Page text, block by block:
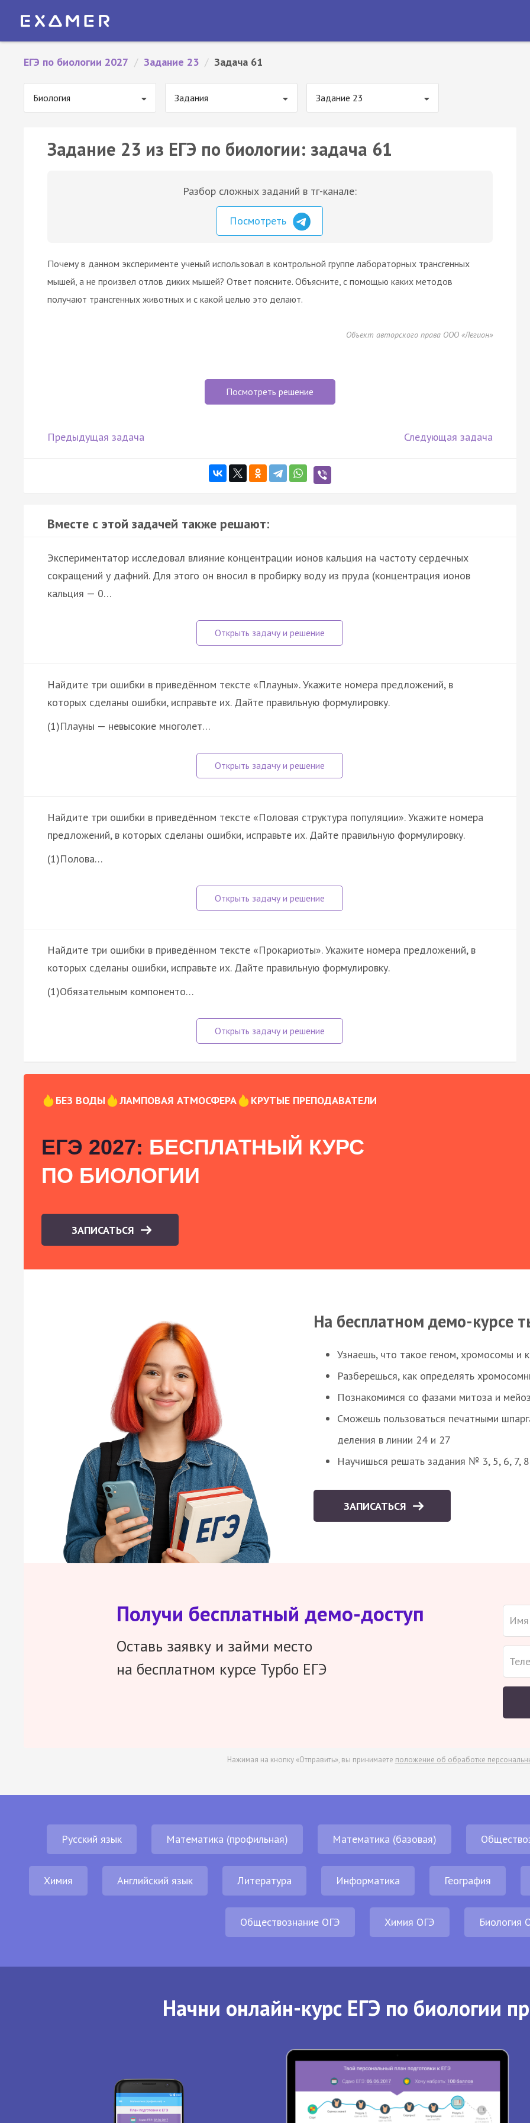
ЕГЭ по биологии 2027 / Задание 23 / Задача 61
Биология Задания Задание 23
Задание 23 из ЕГЭ по биологии: задача 61
Разбор сложных заданий в тг-канале:
Посмотреть
Почему в данном эксперименте ученый использовал в контрольной группе лабораторных трансгенных
мышей, а не произвел отлов диких мышей? Ответ поясните. Объясните, с помощью каких методов
получают трансгенных животных и с какой целью это делают.
Объект авторского права ООО «Легион»
Посмотреть решение
Предыдущая задача Следующая задача
Вместе с этой задачей также решают:
Экспериментатор исследовал влияние концентрации ионов кальция на частоту сердечных
сокращений у дафний. Для этого он вносил в пробирку воду из пруда (концентрация ионов
кальция — 0…
Найдите три ошибки в приведённом тексте «Плауны». Укажите номера предложений, в
которых сделаны ошибки, исправьте их. Дайте правильную формулировку.
(1)Плауны — невысокие многолет…
Найдите три ошибки в приведённом тексте «Половая структура популяции». Укажите номера
предложений, в которых сделаны ошибки, исправьте их. Дайте правильную формулировку.
(1)Полова…
Найдите три ошибки в приведённом тексте «Прокариоты». Укажите номера предложений, в
которых сделаны ошибки, исправьте их. Дайте правильную формулировку.
(1)Обязательным компоненто…
БЕЗ ВОДЫ ЛАМПОВАЯ АТМОСФЕРА КРУТЫЕ ПРЕПОДАВАТЕЛИ
ЕГЭ 2027: БЕСПЛАТНЫЙ КУРС
ПО БИОЛОГИИ
ЗАПИСАТЬСЯ
На бесплатном демо-курсе
Узнаешь, что такое геном, хромосомы и
Разберешься, как определять
Познакомимся со фазами митоза и
Сможешь пользоваться печатными
деления в линии 24 и 27
Научишься решать задания № 3, 5, 6, 7,
ЗАПИСАТЬСЯ
Получи бесплатный демо-доступ
Оставь заявку и займи место
на бесплатном курсе Турбо ЕГЭ
Нажимая на кнопку «Отправить», вы принимаете положение об обработке
Русский язык Математика (профильная) Математика (базовая)
Химия Английский язык Литература Информатика География
Обществознание ОГЭ Химия ОГЭ Биология
Начни онлайн-курс ЕГЭ по биологии